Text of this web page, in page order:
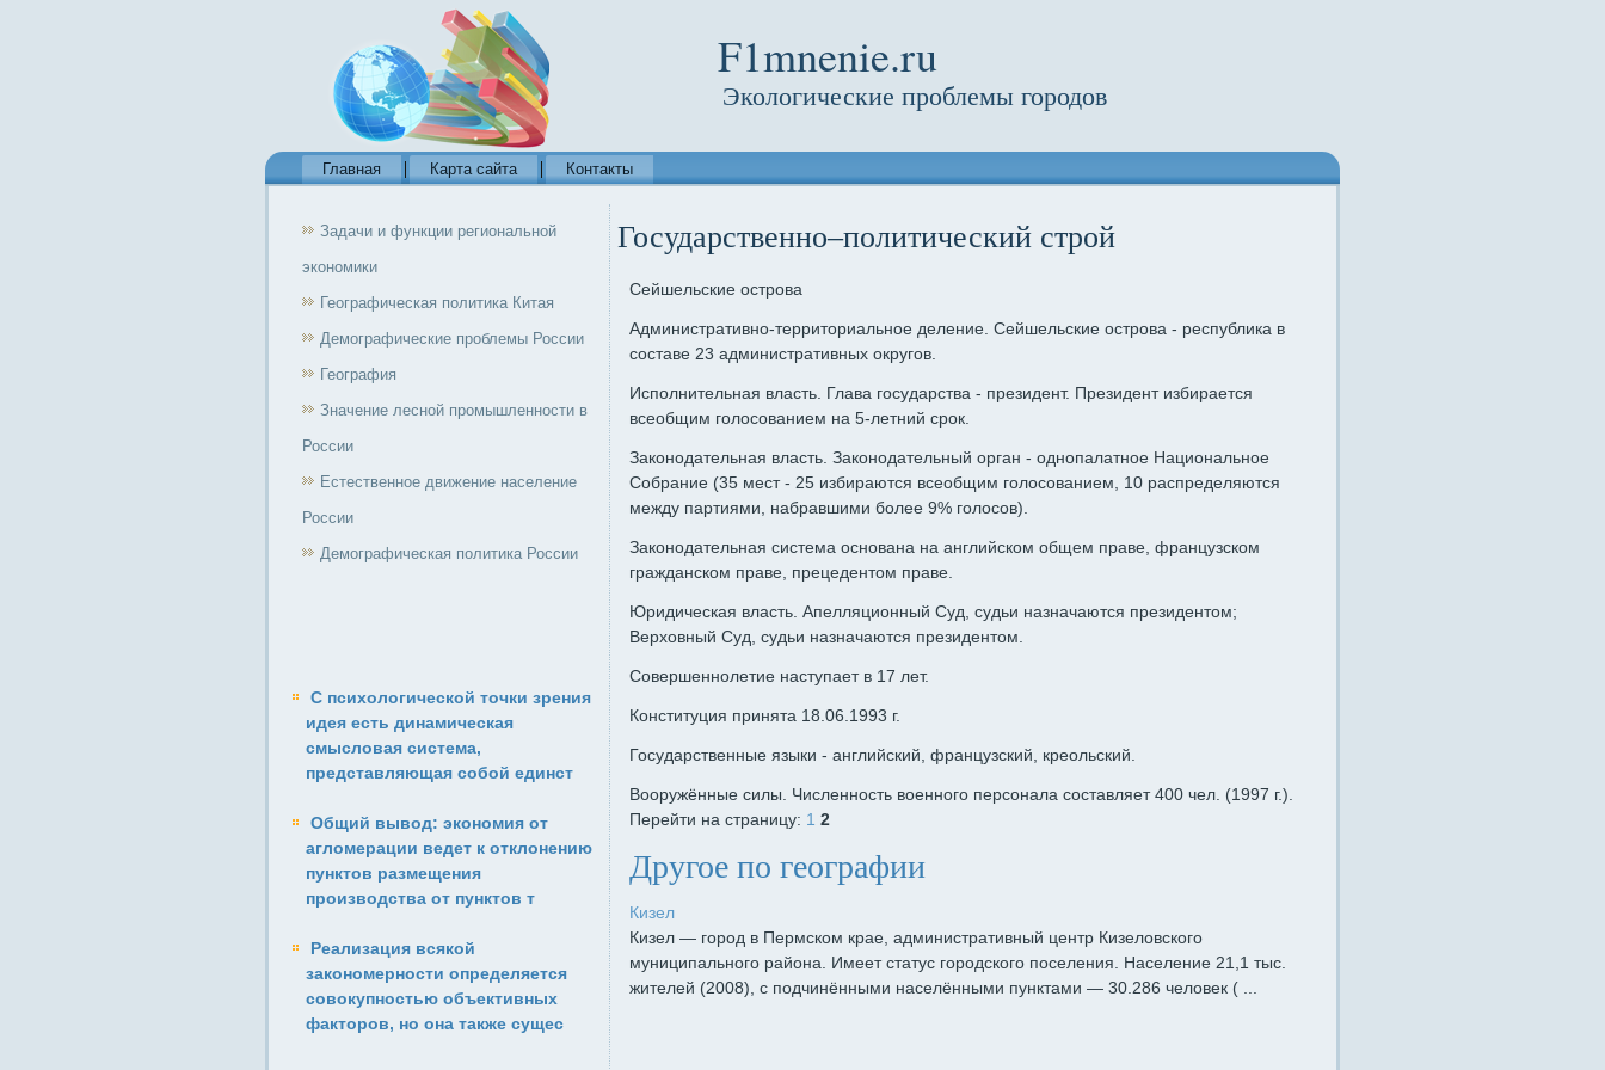
F1mnenie.ru
Экологические проблемы городов
Главная Карта сайта Контакты
Задачи и функции региональной
экономики
Географическая политика Китая
Демографические проблемы России
География
Значение лесной промышленности в
России
Естественное движение население
России
Демографическая политика России
С психологической точки зрения
идея есть динамическая
смысловая система,
представляющая собой единст
Общий вывод: экономия от
агломерации ведет к отклонению
пунктов размещения
производства от пунктов т
Реализация всякой
закономерности определяется
совокупностью объективных
факторов, но она также сущес
Государственно–политический строй
Сейшельские острова
Административно-территориальное деление. Сейшельские острова - республика в
составе 23 административных округов.
Исполнительная власть. Глава государства - президент. Президент избирается
всеобщим голосованием на 5-летний срок.
Законодательная власть. Законодательный орган - однопалатное Национальное
Собрание (35 мест - 25 избираются всеобщим голосованием, 10 распределяются
между партиями, набравшими более 9% голосов).
Законодательная система основана на английском общем праве, французском
гражданском праве, прецедентом праве.
Юридическая власть. Апелляционный Суд, судьи назначаются президентом;
Верховный Суд, судьи назначаются президентом.
Совершеннолетие наступает в 17 лет.
Конституция принята 18.06.1993 г.
Государственные языки - английский, французский, креольский.
Вооружённые силы. Численность военного персонала составляет 400 чел. (1997 г.).
Перейти на страницу: 1 2
Другое по географии
Кизел
Кизел — город в Пермском крае, административный центр Кизеловского
муниципального района. Имеет статус городского поселения. Население 21,1 тыс.
жителей (2008), с подчинёнными населёнными пунктами — 30.286 человек ( ...